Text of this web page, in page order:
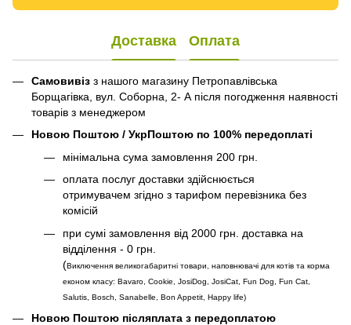
Доставка Оплата
Самовивіз з нашого магазину Петропавлівська
Борщагівка, вул. Соборна, 2- А після погодження наявності
товарів з менеджером
Новою Поштою / УкрПоштою по 100% передоплаті
мінімальна сума замовлення 200 грн.
оплата послуг доставки здійснюється
отримувачем згідно з тарифом перевізника без
комісій
при сумі замовлення від 2000 грн. доставка на
відділення - 0 грн.
(Виключення великогабаритні товари, наповнювачі для котів та корма
економ класу: Bavaro, Cookie, JosiDog, JosiCat, Fun Dog, Fun Cat,
Salutis, Bosch, Sanabelle, Bon Appetit, Happy life)
Новою Поштою післяплата з передоплатою